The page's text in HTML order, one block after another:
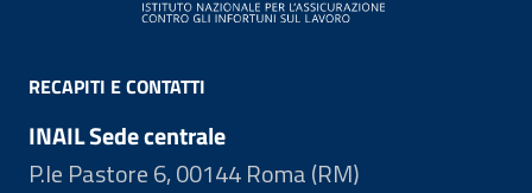
RECAPITI E CONTATTI
INAIL Sede centrale
P.le Pastore 6, 00144 Roma (RM)